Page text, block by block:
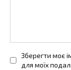
Зберегти моє
для моїх